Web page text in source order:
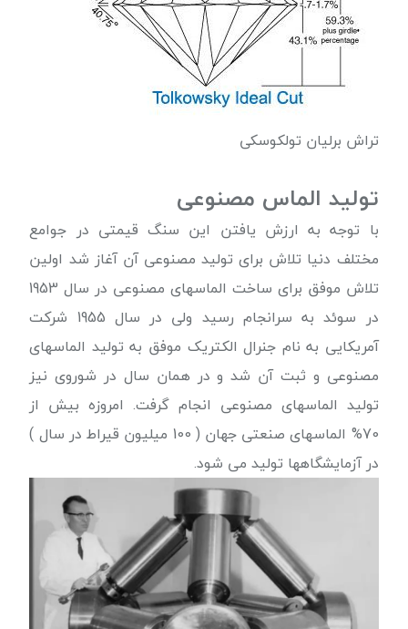
تراش برلیان تولکوسکی
تولید الماس مصنوعی
با توجه به ارزش یافتن این سنگ قیمتی در جوامع
مختلف دنیا تلاش برای تولید مصنوعی آن آغاز شد اولین
تلاش موفق برای ساخت الماسهای مصنوعی در سال 1953
در سوئد به سرانجام رسید ولی در سال 1955 شرکت
آمریکایی به نام جنرال الکتریک موفق به تولید الماسهای
مصنوعی و ثبت آن شد و در همان سال در شوروی نیز
تولید الماسهای مصنوعی انجام گرفت. امروزه بیش از
70% الماسهای صنعتی جهان ( 100 میلیون قیراط در سال )
در آزمایشگاهها تولید می شود.